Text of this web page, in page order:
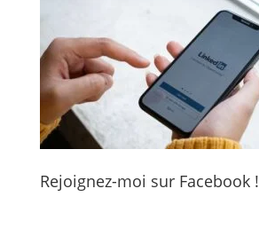
Rejoignez-moi sur Facebook !